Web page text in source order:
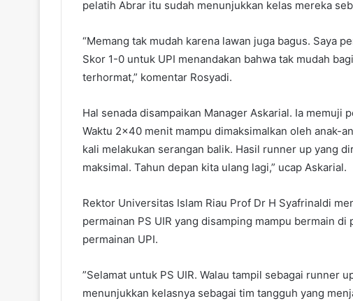
pelatih Abrar itu sudah menunjukkan kelas mereka
“Memang tak mudah karena lawan juga bagus. Saya
Skor 1-0 untuk UPI menandakan bahwa tak mudah
terhormat,” komentar Rosyadi.
Hal senada disampaikan Manager Askarial. Ia memuji
Waktu 2×40 menit mampu dimaksimalkan oleh anak-
kali melakukan serangan balik. Hasil runner up yang
maksimal. Tahun depan kita ulang lagi,” ucap Askarial.
Rektor Universitas Islam Riau Prof Dr H Syafrinaldi
permainan PS UIR yang disamping mampu bermain
permainan UPI.
”Selamat untuk PS UIR. Walau tampil sebagai runner
menunjukkan kelasnya sebagai tim tangguh yang